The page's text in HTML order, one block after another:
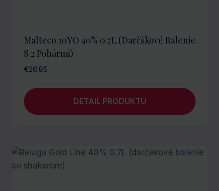
Malteco 10YO 40% 0.7L (darčškové Balenie
S 2 Pohármi)
€26.85
DETAIL PRODUKTU